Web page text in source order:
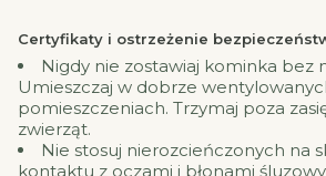
Certyfikaty i ostrzeżenie
Nigdy nie zostawiaj kominka bez
Umieszczaj w dobrze
pomieszczeniach. Trzymaj poza
zwierząt.
Nie stosuj nierozcieńczonych na
kontaktu z oczami i błonami